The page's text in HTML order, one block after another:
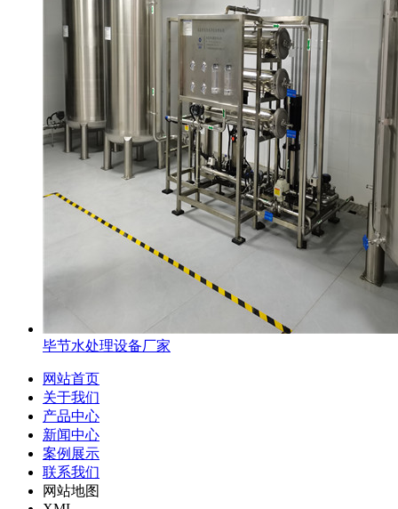
毕节水处理设备厂家
网站首页
关于我们
产品中心
新闻中心
案例展示
联系我们
网站地图